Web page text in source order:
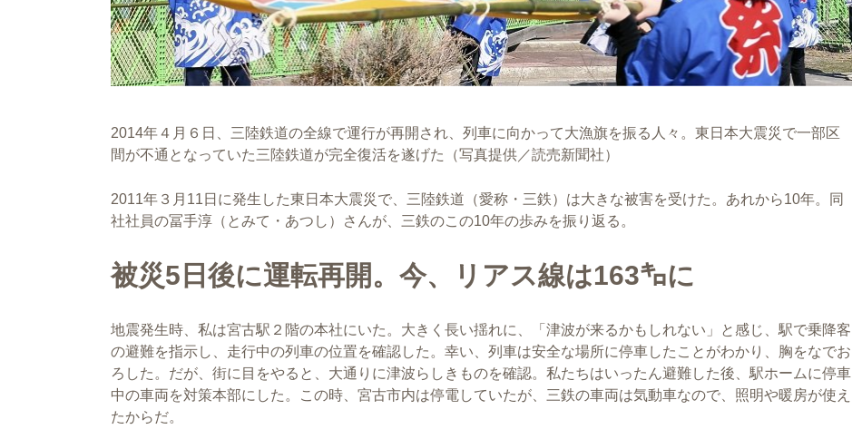
2014年４月６日、三陸鉄道の全線で運行が再開され、列車に向かって大漁旗を振る人々。東日本大震災で一部区
間が不通となっていた三陸鉄道が完全復活を遂げた（写真提供／読売新聞社）
2011年３月11日に発生した東日本大震災で、三陸鉄道（愛称・三鉄）は大きな被害を受けた。あれから10年。同
社社員の冨手淳（とみて・あつし）さんが、三鉄のこの10年の歩みを振り返る。
被災5日後に運転再開。今、リアス線は163㌔に
地震発生時、私は宮古駅２階の本社にいた。大きく長い揺れに、「津波が来るかもしれない」と感じ、駅で乗降客
の避難を指示し、走行中の列車の位置を確認した。幸い、列車は安全な場所に停車したことがわかり、胸をなでお
ろした。だが、街に目をやると、大通りに津波らしきものを確認。私たちはいったん避難した後、駅ホームに停車
中の車両を対策本部にした。この時、宮古市内は停電していたが、三鉄の車両は気動車なので、照明や暖房が使え
たからだ。